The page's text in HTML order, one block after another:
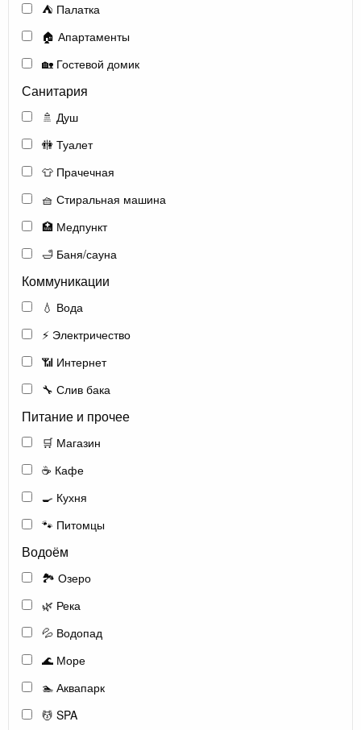
⛺ Палатка
🏠 Апартаменты
🏡 Гостевой домик
Санитария
🚿 Душ
🚻 Туалет
👕 Прачечная
🧺 Стиральная машина
🏥 Медпункт
🛁 Баня/сауна
Коммуникации
💧 Вода
⚡ Электричество
📶 Интернет
🔧 Слив бака
Питание и прочее
🛒 Магазин
☕ Кафе
🍳 Кухня
🐾 Питомцы
Водоём
🏞️ Озеро
🌿 Река
💦 Водопад
🌊 Море
🏊 Аквапарк
💆 SPA